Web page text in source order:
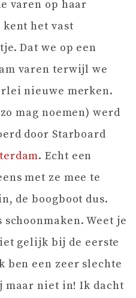
varen op haar
kent het vast
Dat we op een
varen terwijl we
nieuwe merken.
mag noemen) werd
door Starboard
. Echt een
met ze mee te
de boogboot dus.
Weet je
gelijk bij de eerste
ben een zeer slechte
maar niet in! Ik dacht